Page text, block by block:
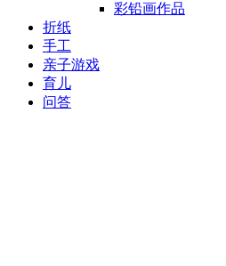
彩铅画作品
折纸
手工
亲子游戏
育儿
问答